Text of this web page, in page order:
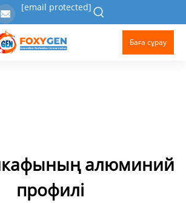
[email protected]
Баға сұрау
алюминий
профилі